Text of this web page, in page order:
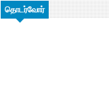
தொடர்வோர்